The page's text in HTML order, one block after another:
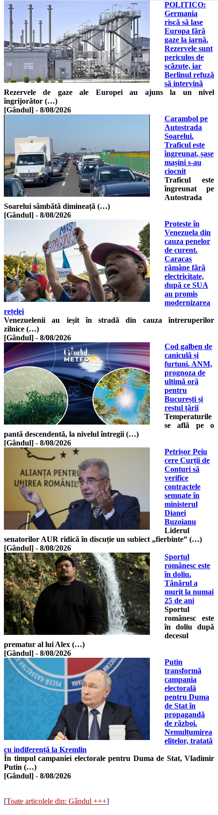
POLITICO:
Germania
riscă să lase
Europa fără
gaze la iarnă.
Rezervele sunt
periculos de
scăzute, iar
Berlinul refuză
să intervină
Rezervele de gaze ale Europei au ajuns la un nivel
îngrijorător (…)
[Gândul] - 8/08/2026
Carambol pe
Autostrada
Soarelui.
Traficul este
îngreunat, șase
mașini s-au
ciocnit
Traficul este
îngreunat pe
Autostrada
Soarelui sâmbătă dimineață (…)
[Gândul] - 8/08/2026
Proteste în
Venezuela din
cauza penelor
de curent.
Caracas
rămâne fără
electricitate,
după ce SUA
au promis
modernizarea
rețelei
Venezuelenii au ieșit în stradă din cauza întreruperilor
zilnice (…)
[Gândul] - 8/08/2026
Cod galben de
caniculă și
furtuni. ANM,
prognoza de
ultimă oră
pentru
București și
restul țării
Temperaturile
se află pe o
pantă descendentă, la nivelul întregii (…)
[Gândul] - 8/08/2026
Petrișor Peiu
cere Curții de
Conturi să
verifice
contractele
semnate în
ministerul
Dianei
Buzoianu
Liderul
senatorilor AUR ridică în discuție un subiect „fierbinte” (…)
[Gândul] - 8/08/2026
Sportul
românesc este
în doliu.
Tânărul a
murit la numai
25 de ani
Sportul
românesc este
în doliu după
decesul
prematur al lui Alex (…)
[Gândul] - 8/08/2026
Putin
transformă
campania
electorală
pentru Duma
de Stat în
propagandă
de război.
Nemulțumirea
elitelor, tratată
cu indiferență la Kremlin
În timpul campaniei electorale pentru Duma de Stat, Vladimir
Putin (…)
[Gândul] - 8/08/2026
[Toate articolele din: Gândul +++]